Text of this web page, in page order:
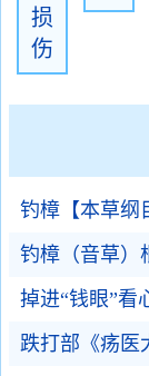
损
伤
钓樟【本草纲
钓樟（音草）
掉进“钱眼”看
跌打部《疡医